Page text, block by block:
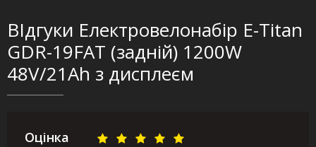
ВІдгуки Електровелонабір E-Titan
GDR-19FAT (задній) 1200W
48V/21Ah з дисплеєм
Оцінка